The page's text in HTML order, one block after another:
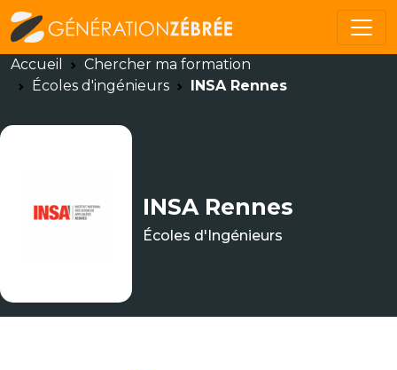
Accueil
Chercher ma formation
Écoles d'ingénieurs
INSA Rennes
INSA Rennes
Écoles d'Ingénieurs